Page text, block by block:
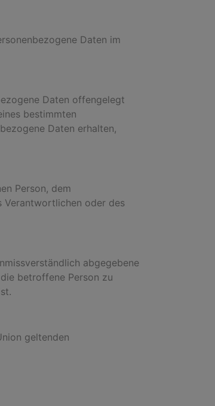
Daten im
Daten offengelegt
bestimmten
Daten erhalten,
Person, dem
Verantwortlichen oder des
abgegebene
betroffene Person zu
geltenden